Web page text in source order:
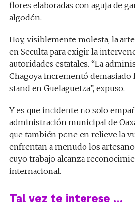
flores elaboradas con aguja de
algodón.
Hoy, visiblemente molesta, la
en Seculta para exigir la
autoridades estatales. “La
Chagoya incrementó demasiado
stand en Guelaguetza”, expuso.
Y es que incidente no solo
administración municipal de
que también pone en relieve la
enfrentan a menudo los
cuyo trabajo alcanza
internacional.
Tal vez te interese …